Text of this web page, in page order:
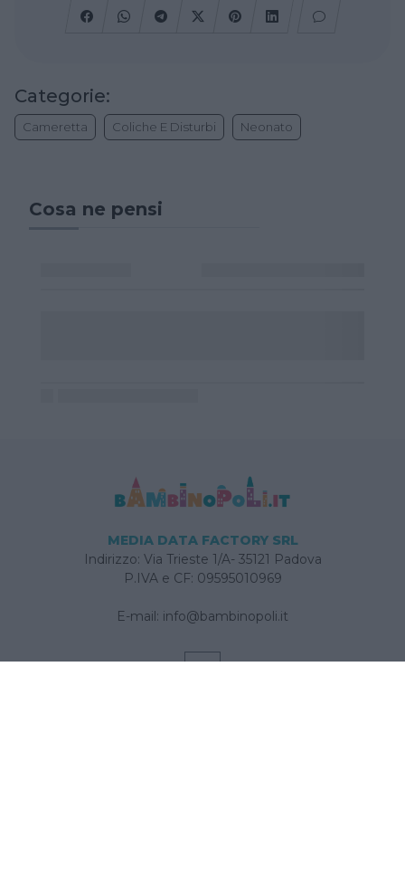
Categorie:
Cameretta Coliche E Disturbi Neonato
Cosa ne pensi
MEDIA DATA FACTORY SRL
Indirizzo: Via Trieste 1/A- 35121 Padova
P.IVA e CF: 09595010969
E-mail: info@bambinopoli.it